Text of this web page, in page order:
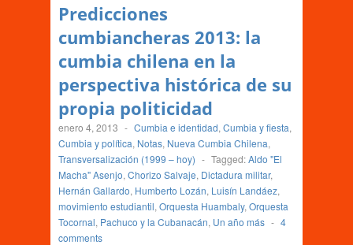
Predicciones
cumbiancheras 2013: la
cumbia chilena en la
perspectiva histórica de su
propia politicidad
enero 4, 2013 - Cumbia e identidad, Cumbia y fiesta,
Cumbia y política, Notas, Nueva Cumbia Chilena,
Transversalización (1999 – hoy) - Tagged:Aldo "El
Macha" Asenjo, Chorizo Salvaje, Dictadura militar,
Hernán Gallardo, Humberto Lozán, Luisín Landáez,
movimiento estudiantil, Orquesta Huambaly, Orquesta
Tocornal, Pachuco y la Cubanacán, Un año más - 4
comments